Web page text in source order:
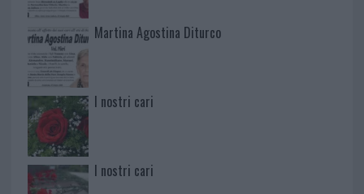
Martina Agostina Diturco
I nostri cari
I nostri cari